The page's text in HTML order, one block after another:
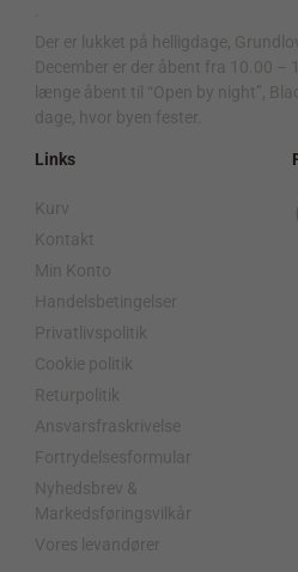
Der er lukket på helligdage,
December er der åbent fra 10.00 –
længe åbent til “Open by night”,
dage, hvor byen fester.
Links
Kurv
Kontakt
Min Konto
Handelsbetingelser
Privatlivspolitik
Cookie politik
Returpolitik
Ansvarsfraskrivelse
Fortrydelsesformular
Nyhedsbrev &
Markedsføringsvilkår
Vores levandører